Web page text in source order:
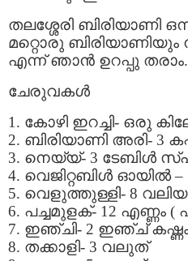
തലശ്ശേരി ബിരിയാണി
മറ്റൊരു ബിരിയാണിയും
എന്ന് ഞാന്‍ ഉറപ്പു തരാം.
ചേരുവകള്‍
1. കോഴി ഇറച്ചി- ഒരു
2. ബിരിയാണി അരി- 3
3. നെയ്യ്- 3 ടേബിള്‍
4. വെജിറ്റബിള്‍
5. വെളുത്തുള്ളി- 8
6. പച്ചമുളക്- 12 എണ്ണം
7. ഇഞ്ചി- 2 ഇഞ്ച്
8. തക്കാളി- 3 വലുത്